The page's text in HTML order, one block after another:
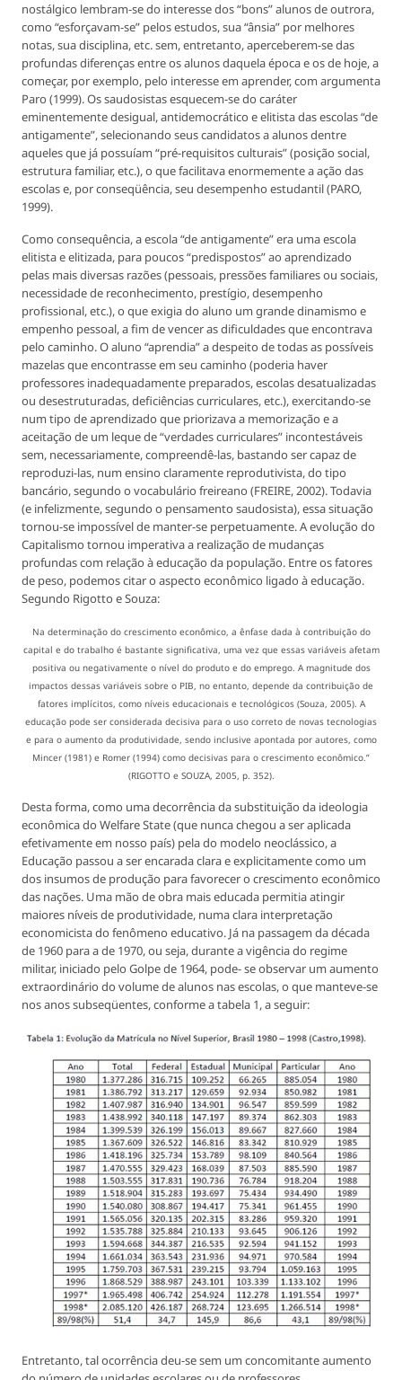
nostálgico lembram-se do interesse dos “bons” alunos de outrora,
como “esforçavam-se” pelos estudos, sua “ânsia” por melhores
notas, sua disciplina, etc. sem, entretanto, aperceberem-se das
profundas diferenças entre os alunos daquela época e os de hoje, a
começar, por exemplo, pelo interesse em aprender, com argumenta
Paro (1999). Os saudosistas esquecem-se do caráter
eminentemente desigual, antidemocrático e elitista das escolas “de
antigamente”, selecionando seus candidatos a alunos dentre
aqueles que já possuíam “pré-requisitos culturais” (posição social,
estrutura familiar, etc.), o que facilitava enormemente a ação das
escolas e, por conseqüência, seu desempenho estudantil (PARO,
1999).
Como consequência, a escola “de antigamente” era uma escola
elitista e elitizada, para poucos “predispostos” ao aprendizado
pelas mais diversas razões (pessoais, pressões familiares ou sociais,
necessidade de reconhecimento, prestígio, desempenho
profissional, etc.), o que exigia do aluno um grande dinamismo e
empenho pessoal, a fim de vencer as dificuldades que encontrava
pelo caminho. O aluno “aprendia” a despeito de todas as possíveis
mazelas que encontrasse em seu caminho (poderia haver
professores inadequadamente preparados, escolas desatualizadas
ou desestruturadas, deficiências curriculares, etc.), exercitando-se
num tipo de aprendizado que priorizava a memorização e a
aceitação de um leque de “verdades curriculares” incontestáveis
sem, necessariamente, compreendê-las, bastando ser capaz de
reproduzi-las, num ensino claramente reprodutivista, do tipo
bancário, segundo o vocabulário freireano (FREIRE, 2002). Todavia
(e infelizmente, segundo o pensamento saudosista), essa situação
tornou-se impossível de manter-se perpetuamente. A evolução do
Capitalismo tornou imperativa a realização de mudanças
profundas com relação à educação da população. Entre os fatores
de peso, podemos citar o aspecto econômico ligado à educação.
Segundo Rigotto e Souza:
Na determinação do crescimento econômico, a ênfase dada à contribuição do
capital e do trabalho é bastante significativa, uma vez que essas variáveis afetam
positiva ou negativamente o nível do produto e do emprego. A magnitude dos
impactos dessas variáveis sobre o PIB, no entanto, depende da contribuição de
fatores implícitos, como níveis educacionais e tecnológicos (Souza, 2005). A
educação pode ser considerada decisiva para o uso correto de novas tecnologias
e para o aumento da produtividade, sendo inclusive apontada por autores, como
Mincer (1981) e Romer (1994) como decisivas para o crescimento econômico.”
(RIGOTTO e SOUZA, 2005, p. 352).
Desta forma, como uma decorrência da substituição da ideologia
econômica do Welfare State (que nunca chegou a ser aplicada
efetivamente em nosso país) pela do modelo neoclássico, a
Educação passou a ser encarada clara e explicitamente como um
dos insumos de produção para favorecer o crescimento econômico
das nações. Uma mão de obra mais educada permitia atingir
maiores níveis de produtividade, numa clara interpretação
economicista do fenômeno educativo. Já na passagem da década
de 1960 para a de 1970, ou seja, durante a vigência do regime
militar, iniciado pelo Golpe de 1964, pode- se observar um aumento
extraordinário do volume de alunos nas escolas, o que manteve-se
nos anos subseqüentes, conforme a tabela 1, a seguir:
Entretanto, tal ocorrência deu-se sem um concomitante aumento